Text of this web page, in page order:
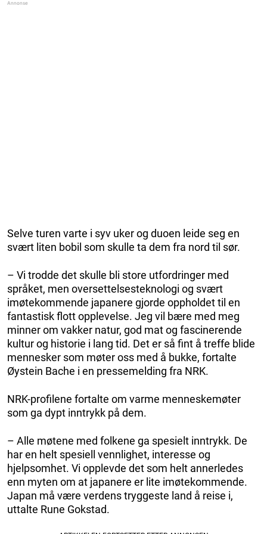
Selve turen varte i syv uker og duoen leide seg en
svært liten bobil som skulle ta dem fra nord til sør.
– Vi trodde det skulle bli store utfordringer med
språket, men oversettelsesteknologi og svært
imøtekommende japanere gjorde oppholdet til en
fantastisk flott opplevelse. Jeg vil bære med meg
minner om vakker natur, god mat og fascinerende
kultur og historie i lang tid. Det er så fint å treffe blide
mennesker som møter oss med å bukke, fortalte
Øystein Bache i en pressemelding fra NRK.
NRK-profilene fortalte om varme menneskemøter
som ga dypt inntrykk på dem.
– Alle møtene med folkene ga spesielt inntrykk. De
har en helt spesiell vennlighet, interesse og
hjelpsomhet. Vi opplevde det som helt annerledes
enn myten om at japanere er lite imøtekommende.
Japan må være verdens tryggeste land å reise i,
uttalte Rune Gokstad.